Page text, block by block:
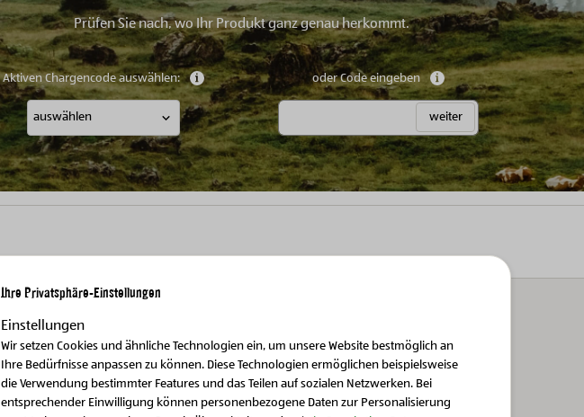
Prüfen Sie nach, wo Ihr Produkt ganz genau herkommt.
Aktiven Chargencode auswählen: Weitere Informationen anzeigen
oder Code eingeben Weitere Informationen
weiter
Weitere Produkte
Ihre Privatsphäre-Einstellungen
Einstellungen
Wir setzen Cookies und ähnliche Technologien ein, um unsere Website bestmöglich an
Ihre Bedürfnisse anpassen zu können. Diese Technologien ermöglichen beispielsweise
die Verwendung bestimmter Features und das Teilen auf sozialen Netzwerken. Bei
entsprechender Einwilligung können personenbezogene Daten zur Personalisierung